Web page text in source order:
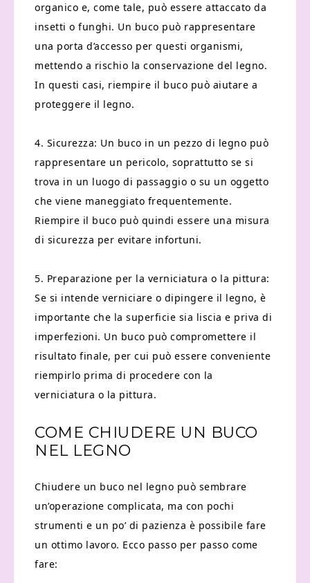
organico e, come tale, può essere attaccato da
insetti o funghi. Un buco può rappresentare
una porta d’accesso per questi organismi,
mettendo a rischio la conservazione del legno.
In questi casi, riempire il buco può aiutare a
proteggere il legno.
4. Sicurezza: Un buco in un pezzo di legno può
rappresentare un pericolo, soprattutto se si
trova in un luogo di passaggio o su un oggetto
che viene maneggiato frequentemente.
Riempire il buco può quindi essere una misura
di sicurezza per evitare infortuni.
5. Preparazione per la verniciatura o la pittura:
Se si intende verniciare o dipingere il legno, è
importante che la superficie sia liscia e priva di
imperfezioni. Un buco può compromettere il
risultato finale, per cui può essere conveniente
riempirlo prima di procedere con la
verniciatura o la pittura.
COME CHIUDERE UN BUCO
NEL LEGNO
Chiudere un buco nel legno può sembrare
un’operazione complicata, ma con pochi
strumenti e un po’ di pazienza è possibile fare
un ottimo lavoro. Ecco passo per passo come
fare: